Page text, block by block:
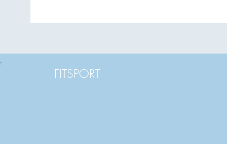
FITSPORT